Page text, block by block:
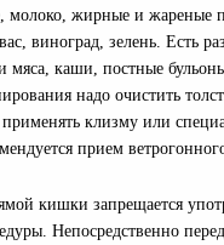
молоко, жирные и жареные
виноград, зелень. Есть
мяса, каши, постные
надо очистить
клизму или
прием
кишки запрещается
Непосредственно перед